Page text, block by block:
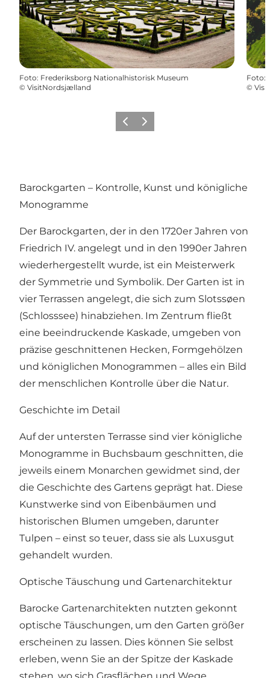
Foto: Frederiksborg Nationalhistorisk Museum
© VisitNordsjælland
Foto:
©
ZurückWeiter
Barockgarten – Kontrolle, Kunst und königliche
Monogramme
Der Barockgarten, der in den 1720er Jahren von
Friedrich IV. angelegt und in den 1990er Jahren
wiederhergestellt wurde, ist ein Meisterwerk
der Symmetrie und Symbolik. Der Garten ist in
vier Terrassen angelegt, die sich zum Slotssøen
(Schlosssee) hinabziehen. Im Zentrum fließt
eine beeindruckende Kaskade, umgeben von
präzise geschnittenen Hecken, Formgehölzen
und königlichen Monogrammen – alles ein Bild
der menschlichen Kontrolle über die Natur.
Geschichte im Detail
Auf der untersten Terrasse sind vier königliche
Monogramme in Buchsbaum geschnitten, die
jeweils einem Monarchen gewidmet sind, der
die Geschichte des Gartens geprägt hat. Diese
Kunstwerke sind von Eibenbäumen und
historischen Blumen umgeben, darunter
Tulpen – einst so teuer, dass sie als Luxusgut
gehandelt wurden.
Optische Täuschung und Gartenarchitektur
Barocke Gartenarchitekten nutzten gekonnt
optische Täuschungen, um den Garten größer
erscheinen zu lassen. Dies können Sie selbst
erleben, wenn Sie an der Spitze der Kaskade